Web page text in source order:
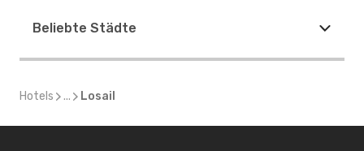
Beliebte Städte
Hotels ... Losail